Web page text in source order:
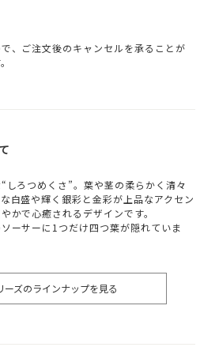
、ご注文後のキャンセルを承ることが
しろつめくさ”。葉や茎の柔らかく清々
白盛や輝く銀彩と金彩が上品なアクセン
かで心癒されるデザインです。
ーサーに1つだけ四つ葉が隠れていま
ーズのラインナップを見る